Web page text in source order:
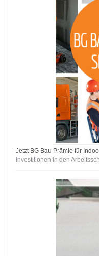
Jetzt BG Bau Prämie für
Investitionen in den